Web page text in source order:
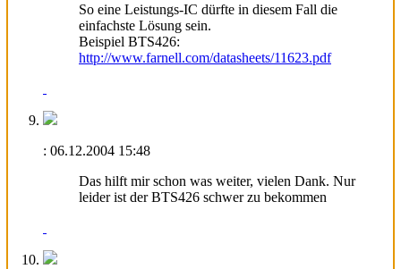
So eine Leistungs-IC dürfte in diesem Fall die
einfachste Lösung sein.
Beispiel BTS426:
http://www.farnell.com/datasheets/11623.pdf
: 06.12.2004 15:48
Das hilft mir schon was weiter, vielen Dank. Nur
leider ist der BTS426 schwer zu bekommen